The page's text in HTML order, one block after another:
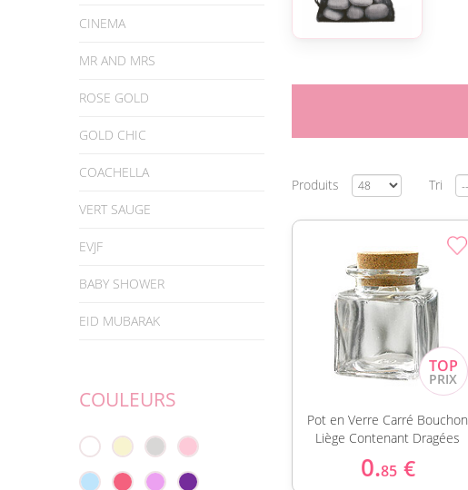
CINEMA
MR AND MRS
ROSE GOLD
GOLD CHIC
COACHELLA
VERT SAUGE
EVJF
BABY SHOWER
EID MUBARAK
COULEURS
Produits Tri
Pot en Verre Carré Bouchon
Liège Contenant Dragées
0.85 €